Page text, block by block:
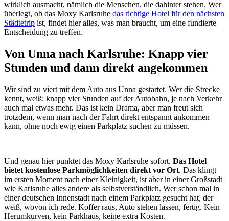
wirklich ausmacht, nämlich die Menschen, die dahinter stehen. Wer
überlegt, ob das Moxy Karlsruhe das richtige Hotel für den nächsten
Städtetrip ist, findet hier alles, was man braucht, um eine fundierte
Entscheidung zu treffen.
Von Unna nach Karlsruhe: Knapp vier
Stunden und dann direkt angekommen
Wir sind zu viert mit dem Auto aus Unna gestartet. Wer die Strecke
kennt, weiß: knapp vier Stunden auf der Autobahn, je nach Verkehr
auch mal etwas mehr. Das ist kein Drama, aber man freut sich
trotzdem, wenn man nach der Fahrt direkt entspannt ankommen
kann, ohne noch ewig einen Parkplatz suchen zu müssen.
Und genau hier punktet das Moxy Karlsruhe sofort. Das Hotel
bietet kostenlose Parkmöglichkeiten direkt vor Ort. Das klingt
im ersten Moment nach einer Kleinigkeit, ist aber in einer Großstadt
wie Karlsruhe alles andere als selbstverständlich. Wer schon mal in
einer deutschen Innenstadt nach einem Parkplatz gesucht hat, der
weiß, wovon ich rede. Koffer raus, Auto stehen lassen, fertig. Kein
Herumkurven, kein Parkhaus, keine extra Kosten.